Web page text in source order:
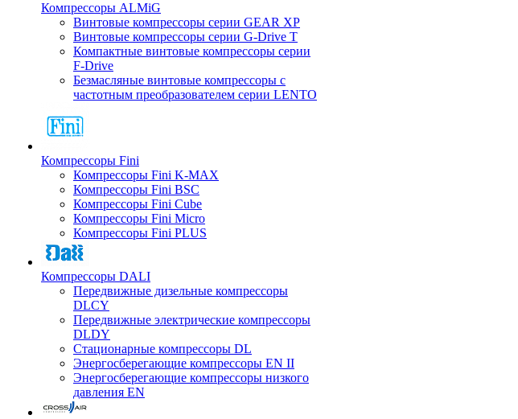
Компрессоры ALMiG
Винтовые компрессоры серии GEAR XP
Винтовые компрессоры серии G-Drive T
Компактные винтовые компрессоры серии
F-Drive
Безмасляные винтовые компрессоры с
частотным преобразователем серии LENTO
Компрессоры Fini
Компрессоры Fini K-MAX
Компрессоры Fini BSC
Компрессоры Fini Cube
Компрессоры Fini Micro
Компрессоры Fini PLUS
Компрессоры DALI
Передвижные дизельные компрессоры
DLCY
Передвижные электрические компрессоры
DLDY
Стационарные компрессоры DL
Энергосберегающие компрессоры EN II
Энергосберегающие компрессоры низкого
давления EN